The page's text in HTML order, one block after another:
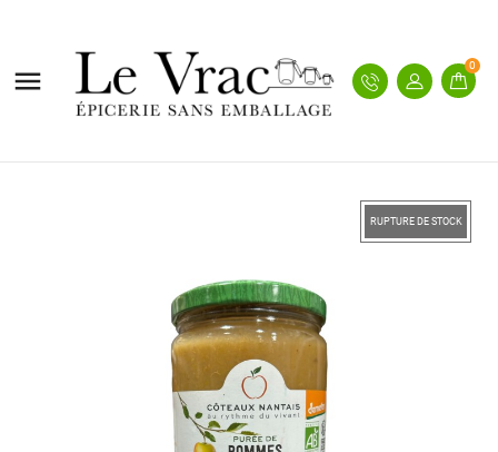
 0
RUPTURE DE STOCK